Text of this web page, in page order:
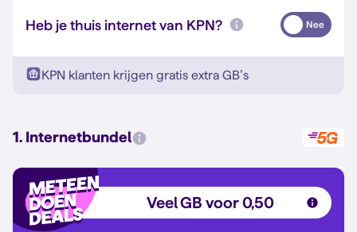
Heb je thuis internet van KPN? Nee
KPN klanten krijgen gratis extra GB’s
1. Internetbundel
Veel GB voor 0,50